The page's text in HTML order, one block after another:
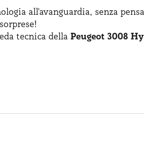
all'avanguardia, senza
tecnica della Peugeot 3008